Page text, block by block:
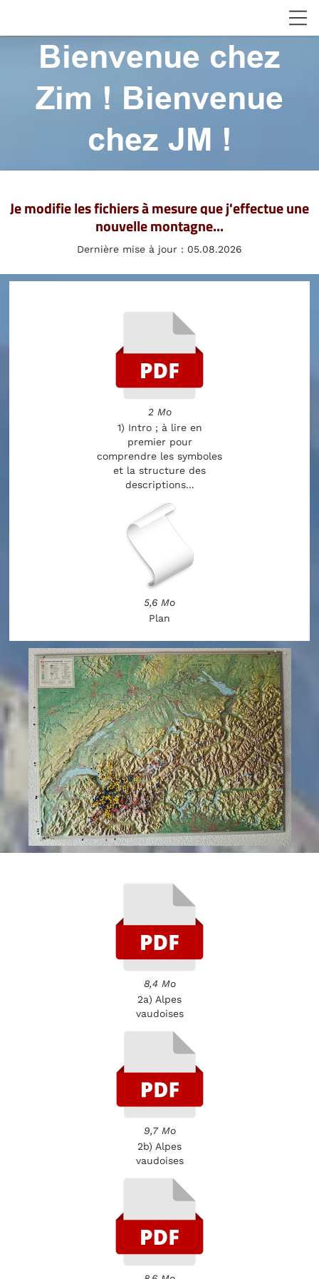
Bienvenue chez
Zim ! Bienvenue
chez JM !
Je modifie les fichiers à mesure que j'effectue une
nouvelle montagne...
Dernière mise à jour : 05.08.2026
2 Mo
1) Intro ; à lire en
premier pour
comprendre les symboles
et la structure des
descriptions...
5,6 Mo
Plan
8,4 Mo
2a) Alpes
vaudoises
9,7 Mo
2b) Alpes
vaudoises